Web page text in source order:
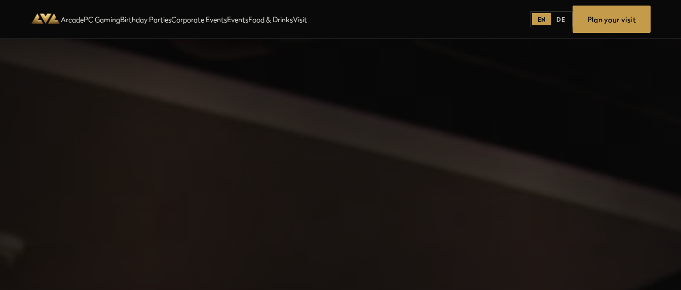
ArcadePC GamingBirthday PartiesCorporate EventsEventsFood & DrinksVisit EN DE Plan your visit